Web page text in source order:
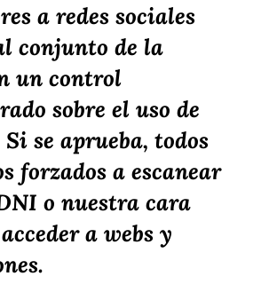
a redes sociales
conjunto de la
un control
sobre el uso de
se aprueba, todos
forzados a escanear
o nuestra cara
a webs y